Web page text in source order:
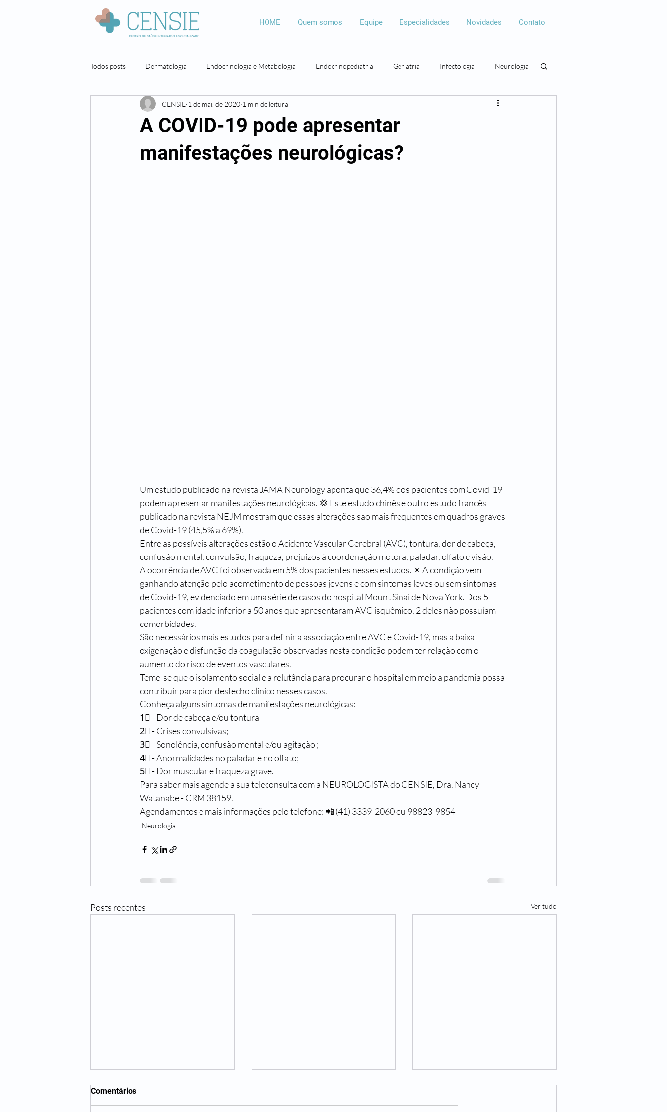
HOME Quem somos Equipe Especialidades Novidades Contato
Todos posts Dermatologia Endocrinologia e Metabologia Endocrinopediatria Geriatria Infectologia Neurologia
Neuropsicologia Nutrição Psicologia Psicopedagogia Cirurgia plástica
Cirurgia geral
A COVID-19 pode apresentar
manifestações neurológicas?
CENSIE 1 de mai. de 2020 1 min de leitura
Um estudo publicado na revista JAMA Neurology aponta que 36,4% dos pacientes com Covid-19
podem apresentar manifestações neurológicas. 💢 Este estudo chinês e outro estudo francês
publicado na revista NEJM mostram que essas alterações sao mais frequentes em quadros graves
de Covid-19 (45,5% a 69%).
Entre as possíveis alterações estão o Acidente Vascular Cerebral (AVC), tontura, dor de cabeça,
confusão mental, convulsão, fraqueza, prejuízos à coordenação motora, paladar, olfato e visão.
A ocorrência de AVC foi observada em 5% dos pacientes nesses estudos. ✴ A condição vem
ganhando atenção pelo acometimento de pessoas jovens e com sintomas leves ou sem sintomas
de Covid-19, evidenciado em uma série de casos do hospital Mount Sinai de Nova York. Dos 5
pacientes com idade inferior a 50 anos que apresentaram AVC isquêmico, 2 deles não possuíam
comorbidades.
São necessários mais estudos para definir a associação entre AVC e Covid-19, mas a baixa
oxigenação e disfunção da coagulação observadas nesta condição podem ter relação com o
aumento do risco de eventos vasculares.
Teme-se que o isolamento social e a relutância para procurar o hospital em meio a pandemia possa
contribuir para pior desfecho clínico nesses casos.
Conheça alguns sintomas de manifestações neurológicas:
1⃣ - Dor de cabeça e/ou tontura
2⃣ - Crises convulsivas;
3⃣ - Sonolência, confusão mental e/ou agitação ;
4⃣ - Anormalidades no paladar e no olfato;
5⃣ - Dor muscular e fraqueza grave.
Para saber mais agende a sua teleconsulta com a NEUROLOGISTA do CENSIE, Dra. Nancy
Watanabe - CRM 38159.
Agendamentos e mais informações pelo telefone: 📲 (41) 3339-2060 ou 98823-9854
Neurologia
Posts recentes Ver tudo
Comentários